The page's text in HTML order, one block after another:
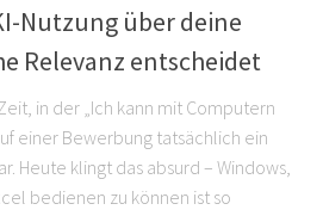
Nutzung über deine
Relevanz entscheidet
in der „Ich kann mit Computern
einer Bewerbung tatsächlich ein
Heute klingt das absurd – Windows,
bedienen zu können ist so